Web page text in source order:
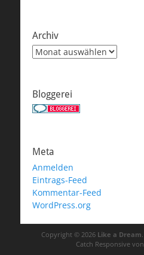
Archiv
Archiv
Bloggerei
Meta
Anmelden
Eintrags-Feed
Kommentar-Feed
WordPress.org
Copyright © 2026 Like a Dream
Catch Responsive von